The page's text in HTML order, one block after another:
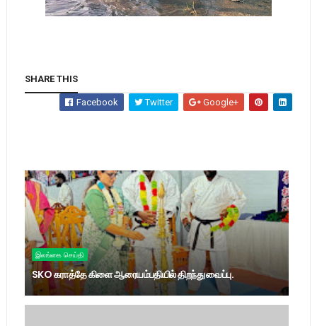
SHARE THIS
Facebook Twitter Google+
இலங்கை செய்தி
SKO கராத்தே கிளை ஆரையம்பதியில் திறந்து வைப்பு.